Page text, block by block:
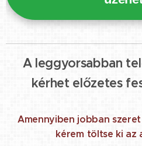
A leggyorsabban
kérhet előzetes
Amennyiben jobban
kérem töltse ki az